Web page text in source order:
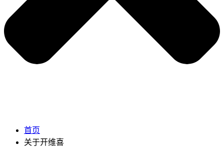
首页
关于开维喜